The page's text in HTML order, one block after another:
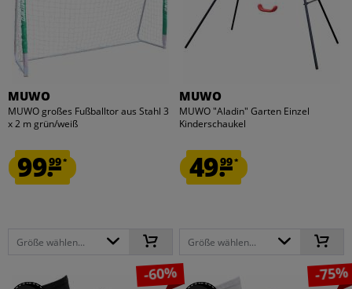
MUWO
MUWO großes Fußballtor aus Stahl 3
x 2 m grün/weiß
99.99*
Größe wählen...
MUWO
MUWO "Aladin" Garten Einzel
Kinderschaukel
49.99*
Größe wählen...
-60% -75%